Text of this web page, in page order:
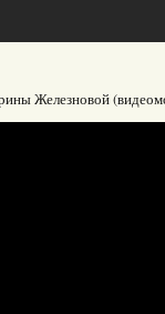
Железновой